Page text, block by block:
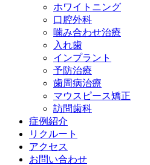
ホワイトニング
口腔外科
噛み合わせ治療
入れ歯
インプラント
予防治療
歯周病治療
マウスピース矯正
訪問歯科
症例紹介
リクルート
アクセス
お問い合わせ